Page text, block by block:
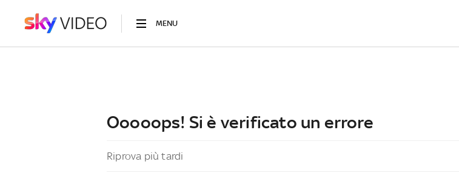
MENU
Ooooops! Si è verificato un errore
Riprova più tardi